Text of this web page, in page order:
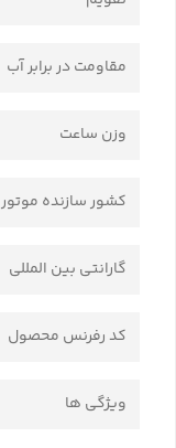
مقاومت در برابر آب
وزن ساعت
کشور سازنده موتور
گارانتی بین المللی
کد رفرنس محصول
ویژگی ها